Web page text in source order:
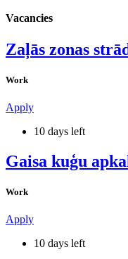
Vacancies
Zaļās zonas
Work
Apply
10 days left
Gaisa kuģu
Work
Apply
10 days left